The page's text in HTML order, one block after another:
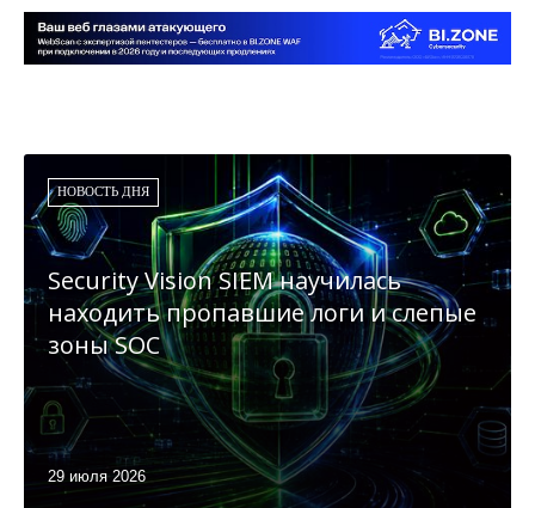
НОВОСТЬ ДНЯ
Security Vision SIEM научилась
находить пропавшие логи и слепые
зоны SOC
29 июля 2026